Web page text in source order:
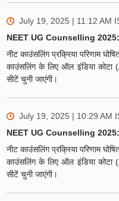
July 19, 2025 | 11:12 AM
NEET UG Counselling 2025:
नीट काउंसलिंग प्रक्रिया परिणाम
काउंसलिंग के लिए ऑल इंडिया
सीटें चुनी जाएंगी।
July 19, 2025 | 10:29 AM
NEET UG Counselling 2025:
नीट काउंसलिंग प्रक्रिया परिणाम
काउंसलिंग के लिए ऑल इंडिया
सीटें चुनी जाएंगी।